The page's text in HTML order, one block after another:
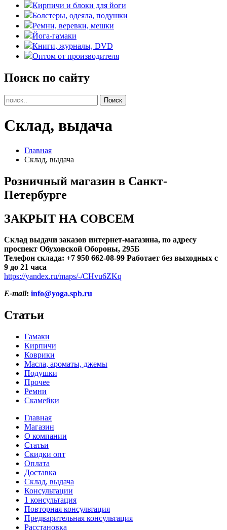
Кирпичи и блоки для йоги
Болстеры, одеяла, подушки
Ремни, веревки, мешки
Йога-гамаки
Книги, журналы, DVD
Оптом от производителя
Поиск по сайту
Склад, выдача
Главная
Склад, выдача
Розничный магазин в Санкт-
Петербурге
ЗАКРЫТ НА СОВСЕМ
Склад выдачи заказов интернет-магазина, по адресу
проспект Обуховской Обороны, 295Б
Телефон склада: +7 950 662-08-99 Работает без выходных с
9 до 21 часа
https://yandex.ru/maps/-/CHvu6ZKq
E-mail: info@yoga.spb.ru
Статьи
Гамаки
Кирпичи
Коврики
Масла, ароматы, джемы
Подушки
Прочее
Ремни
Скамейки
Главная
Магазин
О компании
Статьи
Скидки опт
Оплата
Доставка
Склад, выдача
Консультации
1 консультация
Повторная консультация
Предварительная консультация
Расстановка